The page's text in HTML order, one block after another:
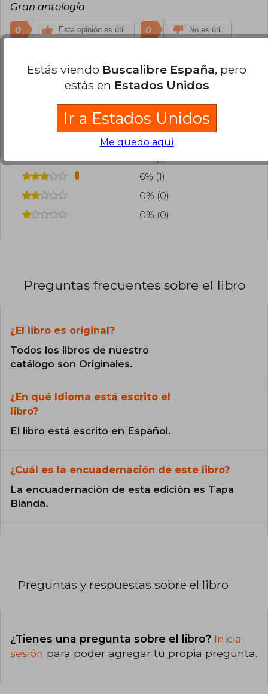
Gran antología
0 Esta opinión es útil 0 No es útil
Cargar más opiniones del libro
¿Leíste este libro? Inicia sesiónpara poder
agregar tu propia evaluación.
88% (15)
6% (1)
0% (0)
0% (0)
Preguntas frecuentes sobre el libro
¿El libro es original?
Todos los libros de nuestro
catálogo son Originales.
¿En qué Idioma está escrito el
libro?
El libro está escrito en Español.
¿Cuál es la encuadernación de este libro?
La encuadernación de esta edición es Tapa
Blanda.
Preguntas y respuestas sobre el libro
¿Tienes una pregunta sobre el libro? Inicia
sesión para poder agregar tu propia pregunta.
Estás viendo Buscalibre España, pero
estás en Estados Unidos
Ir a Estados Unidos
Me quedo aquí